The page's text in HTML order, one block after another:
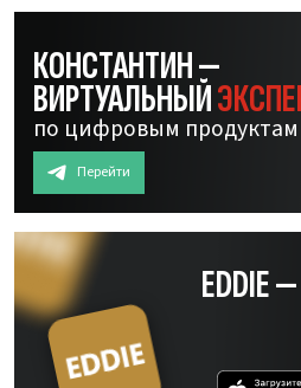
КОНСТАНТИН —
ВИРТУАЛЬНЫЙ
по цифровым
Перейти
EDDIE